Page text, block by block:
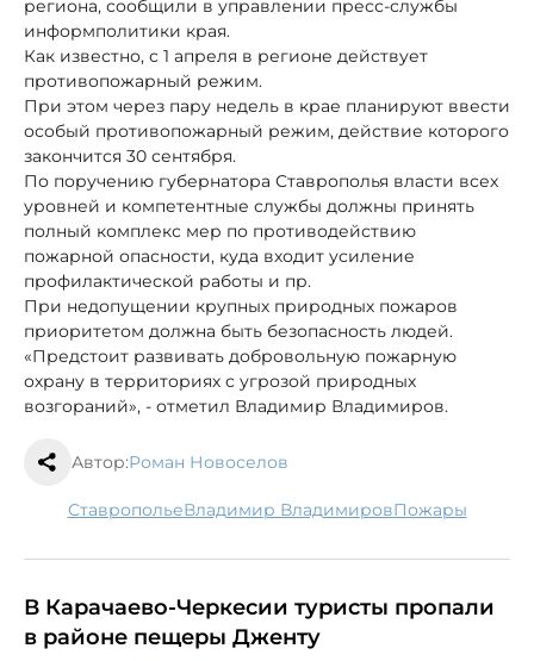
региона, сообщили в управлении пресс-службы
информполитики края.
Как известно, с 1 апреля в регионе действует
противопожарный режим.
При этом через пару недель в крае планируют ввести
особый противопожарный режим, действие которого
закончится 30 сентября.
По поручению губернатора Ставрополья власти всех
уровней и компетентные службы должны принять
полный комплекс мер по противодействию
пожарной опасности, куда входит усиление
профилактической работы и пр.
При недопущении крупных природных пожаров
приоритетом должна быть безопасность людей.
«Предстоит развивать добровольную пожарную
охрану в территориях с угрозой природных
возгораний», - отметил Владимир Владимиров.
Автор:Роман Новоселов
Ставрополье Владимир Владимиров пожары
В Карачаево-Черкесии туристы пропали
в районе пещеры Дженту